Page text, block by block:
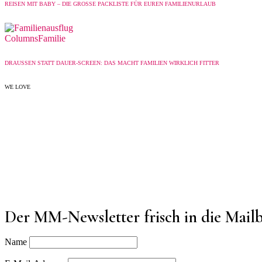
REISEN MIT BABY – DIE GROSSE PACKLISTE FÜR EUREN FAMILIENURLAUB
ColumnsFamilie
DRAUSSEN STATT DAUER-SCREEN: DAS MACHT FAMILIEN WIRKLICH FITTER
WE LOVE
Der MM-Newsletter frisch in die
Name